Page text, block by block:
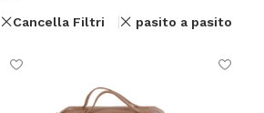
Cancella Filtri pasito a pasito